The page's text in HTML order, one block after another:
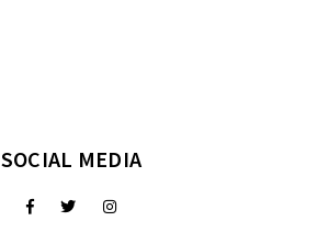
SOCIAL MEDIA